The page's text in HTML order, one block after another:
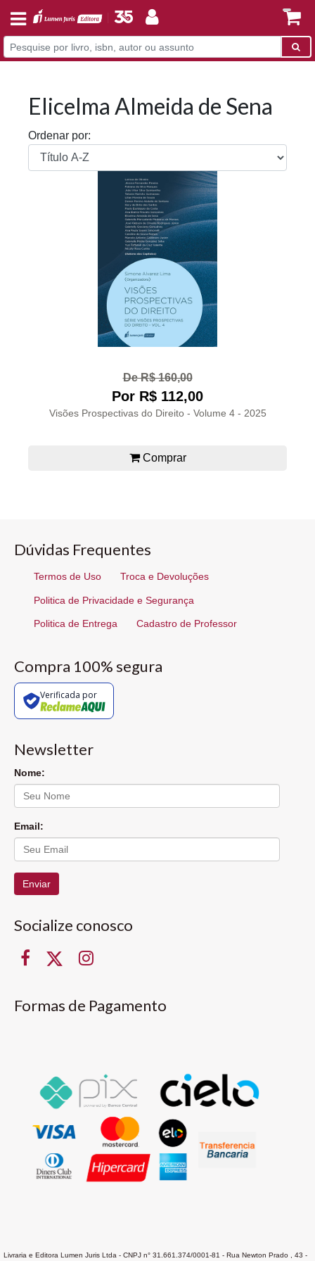
Elicelma Almeida de Sena
Ordenar por:
De R$ 160,00
Por R$ 112,00
Visões Prospectivas do Direito - Volume 4 - 2025
Comprar
Dúvidas Frequentes
Termos de Uso Troca e Devoluções
Politica de Privacidade e Segurança
Politica de Entrega Cadastro de Professor
Compra 100% segura
Verificada por
Newsletter
Nome:
Email:
Enviar
Socialize conosco
Formas de Pagamento
Livraria e Editora Lumen Juris Ltda - CNPJ n° 31.661.374/0001-81 - Rua Newton Prado , 43 -